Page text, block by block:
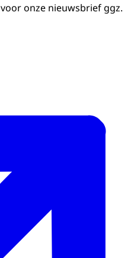
voor onze nieuwsbrief ggz.